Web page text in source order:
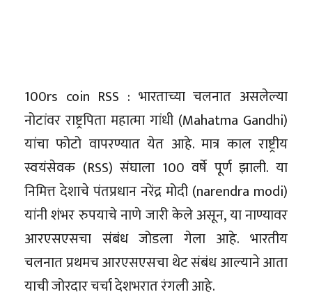
100rs coin RSS : भारताच्या चलनात असलेल्या
नोटांवर राष्ट्रपिता महात्मा गांधी (Mahatma Gandhi)
यांचा फोटो वापरण्यात येत आहे. मात्र काल राष्ट्रीय
स्वयंसेवक (RSS) संघाला 100 वर्षे पूर्ण झाली. या
निमित्त देशाचे पंतप्रधान नरेंद्र मोदी (narendra modi)
यांनी शंभर रुपयाचे नाणे जारी केले असून, या नाण्यावर
आरएसएसचा संबंध जोडला गेला आहे. भारतीय
चलनात प्रथमच आरएसएसचा थेट संबंध आल्याने आता
याची जोरदार चर्चा देशभरात रंगली आहे.